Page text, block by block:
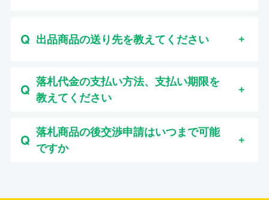
出品商品の送り先を教えてください
落札代金の支払い方法、支払い期限を
教えてください
落札商品の後交渉申請はいつまで可能
ですか